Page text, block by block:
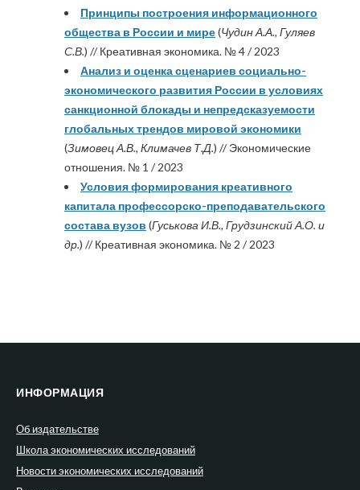
Принципы построения информационного
общества в России и мире(Чудин А.А., Гуляев
С.В.) // Креативная экономика. № 4 / 2023
Анализ и оценка сценариев социально-
экономического развития России в условиях
санкционной блокады и непредсказуемости
глобальных трендов мировой экономики
(Зимовец А.В., Климачев Т.Д.) // Экономические
отношения. № 1 / 2023
Условия формирования креативного
капитала профессорско-преподавательского
состава вузов (Гуськова И.В., Грудзинский А.О. и
др.) // Креативная экономика. № 2 / 2023
ИНФОРМАЦИЯ
Об издательстве
Школа экономических исследований
Новости экономических исследований